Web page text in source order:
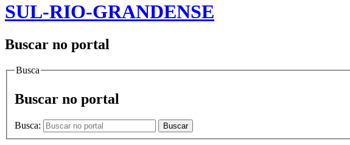
SUL-RIO-GRANDENSE
Buscar no portal
Busca
Buscar no portal
Busca: Buscar